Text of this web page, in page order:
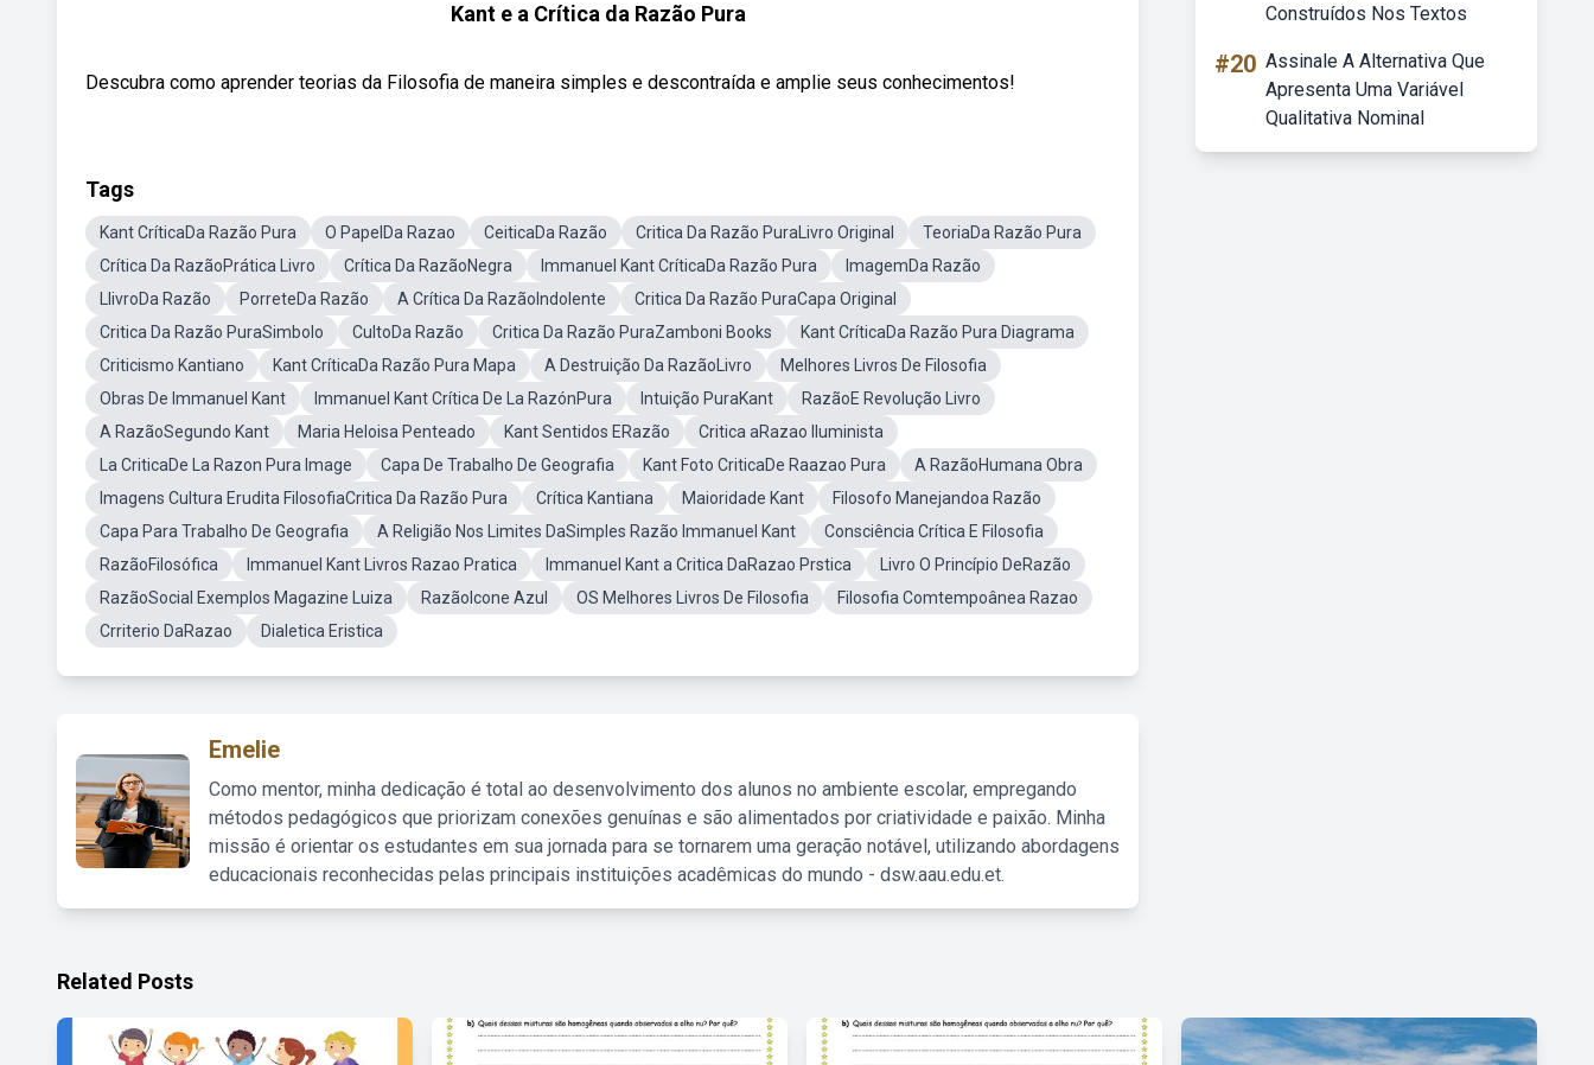
Kant e a Crítica da Razão Pura
Descubra como aprender teorias da Filosofia de maneira simples e descontraída e amplie seus conhecimentos!
Tags
Kant CríticaDa Razão Pura O PapelDa Razao CeiticaDa Razão Critica Da Razão PuraLivro Original
TeoriaDa Razão Pura
Crítica Da RazãoPrática Livro
Crítica Da RazãoNegra Immanuel Kant CríticaDa Razão Pura
ImagemDa Razão
LlivroDa Razão
PorreteDa Razão A Crítica Da RazãoIndolente
Critica Da Razão PuraCapa Original
Critica Da Razão PuraSimbolo
CultoDa Razão Critica Da Razão PuraZamboni Books
Kant CríticaDa Razão Pura Diagrama
Criticismo Kantiano
Kant CríticaDa Razão Pura Mapa A Destruição Da RazãoLivro
Melhores Livros De Filosofia
Obras De Immanuel Kant
Immanuel Kant Crítica De La RazónPura Intuição PuraKant
RazãoE Revolução Livro
A RazãoSegundo Kant
Maria Heloisa Penteado Kant Sentidos ERazão
Critica aRazao Iluminista
La CriticaDe La Razon Pura Image
Capa De Trabalho De Geografia Kant Foto CriticaDe Raazao Pura
A RazãoHumana Obra
Imagens Cultura Erudita FilosofiaCritica Da Razão Pura
Crítica Kantiana Maioridade Kant
Filosofo Manejandoa Razão
Capa Para Trabalho De Geografia
A Religião Nos Limites DaSimples Razão Immanuel Kant
Consciência Crítica E Filosofia
RazãoFilosófica
Immanuel Kant Livros Razao Pratica Immanuel Kant a Critica DaRazao Prstica
Livro O Princípio DeRazão
RazãoSocial Exemplos Magazine Luiza
RazãoIcone Azul OS Melhores Livros De Filosofia
Filosofia Comtempoânea Razao
Crriterio DaRazao
Dialetica Eristica
Emelie
Como mentor, minha dedicação é total ao desenvolvimento dos alunos no ambiente escolar, empregando
métodos pedagógicos que priorizam conexões genuínas e são alimentados por criatividade e paixão. Minha
missão é orientar os estudantes em sua jornada para se tornarem uma geração notável, utilizando abordagens
educacionais reconhecidas pelas principais instituições acadêmicas do mundo - dsw.aau.edu.et.
Construídos Nos Textos
#20 Assinale A Alternativa Que
Apresenta Uma Variável
Qualitativa Nominal
Related Posts